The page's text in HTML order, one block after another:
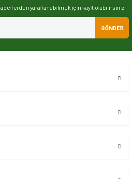
ederiz.
görüntülenemiyor.
yararlanabilmek için kayıt olabilirsiniz
GÖNDER